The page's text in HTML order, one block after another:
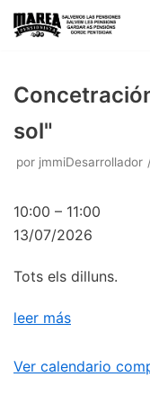
Saltar
sol"
por jmmiDesarrollador
10:00 – 11:00
13/07/2026
Tots els dilluns.
leer más
Ver calendario